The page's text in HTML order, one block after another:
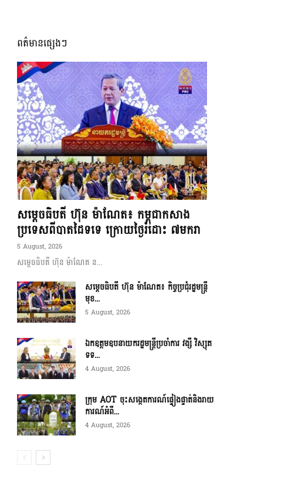
ពត៌មានផ្សេងៗ
សម្ដេចធិបតី ហ៊ុន ម៉ាណែត៖ កម្ពុជាកសាង
ប្រទេសពីបាតដៃទទេ ក្រោយថ្ងៃរំដោះ ៧មករា
5 August, 2026
សម្ដេចធិបតី ហ៊ុន ម៉ាណែត ន...
សម្ដេចធិបតី ហ៊ុន ម៉ាណែត៖ កិច្ចប្រជុំរដ្ឋមន្ត្រី
មុខ...
5 August, 2026
ឯកឧត្តមឧបនាយករដ្ឋមន្ត្រីប្រចាំការ វង្សី វិស្សុត
ទទ...
4 August, 2026
ក្រុម AOT ចុះសង្កេតការណ៍ផ្ទៀងផ្ទាត់និងរាយ
ការណ៍អំពី...
4 August, 2026